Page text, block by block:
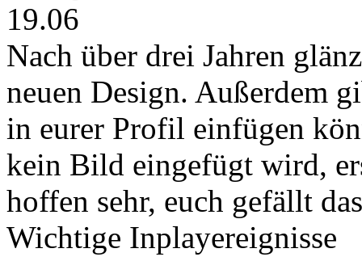
19.06
Nach über drei Jahren
neuen Design. Außerdem
in eurer Profil einfügen
kein Bild eingefügt wird,
hoffen sehr, euch gefällt
Wichtige Inplayereignisse